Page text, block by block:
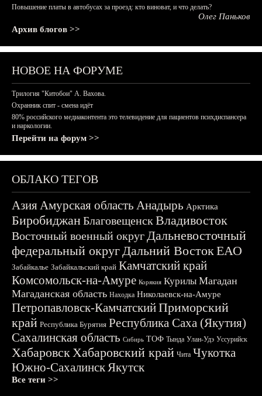
Повышение платы в автобусах за проезд: кто виноват, и что делать?
Олег Паньков
Архив блогов >>
НОВОЕ НА ФОРУМЕ
Трилогия "Китобои" А. Вахова.
Охранник спит - смена идёт
80% российского медиаконтента это телевидение для пациентов психдиспансера
и наркологии.
Перейти на форум >>
ОБЛАКО ТЕГОВ
АзияАмурская область Анадырь Арктика
БиробиджанБлаговещенскВладивосток
Восточный военный округДальневосточный
федеральный округДальний ВостокЕАО
Забайкалье Забайкальский край Камчатский край
Комсомольск-на-Амуре Корякия Курилы Магадан
Магаданская область Находка Николаевск-на-Амуре
Петропавловск-КамчатскийПриморский
край Республика Бурятия Республика Саха (Якутия)
Сахалинская область Сибирь ТОФ Тында Улан-Удэ Уссурийск
ХабаровскХабаровский край Чита Чукотка
Южно-СахалинскЯкутск
Все теги >>